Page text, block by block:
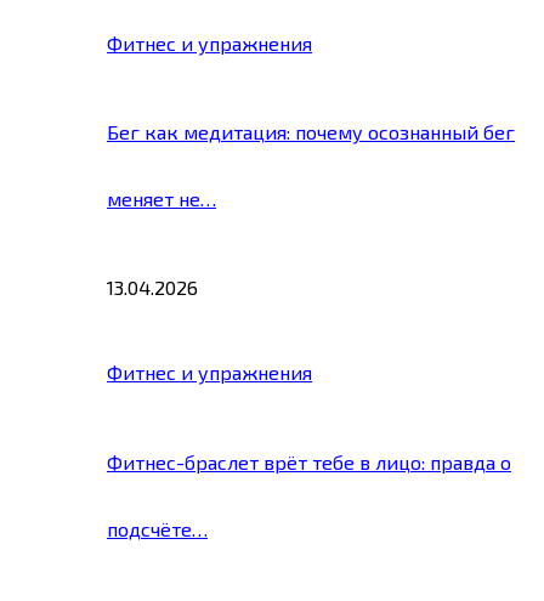
Фитнес и упражнения
Бег как медитация: почему осознанный бег
меняет не…
13.04.2026
Фитнес и упражнения
Фитнес-браслет врёт тебе в лицо: правда о
подсчёте…